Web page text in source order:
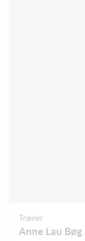
Træner
Anne Lau Bøg